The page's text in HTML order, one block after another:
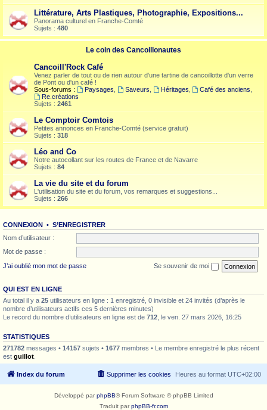
Littérature, Arts Plastiques, Photographie, Expositions...
Panorama culturel en Franche-Comté
Sujets : 480
Le coin des Cancoillonautes
Cancoill'Rock Café
Venez parler de tout ou de rien autour d'une tartine de cancoillotte d'un verre
de Pont ou d'un café !
Sous-forums :
Paysages Saveurs Héritages Café des anciens
Re.créations
Sujets : 2461
Le Comptoir Comtois
Petites annonces en Franche-Comté (service gratuit)
Sujets : 318
Léo and Co
Notre autocollant sur les routes de France et de Navarre
Sujets : 84
La vie du site et du forum
L'utilisation du site et du forum, vos remarques et suggestions...
Sujets : 266
CONNEXION • S’ENREGISTRER
Nom d’utilisateur :
Mot de passe :
J’ai oublié mon mot de passe
Se souvenir de moi
QUI EST EN LIGNE
Au total il y a 25 utilisateurs en ligne : 1 enregistré, 0 invisible et 24 invités (d’après le
nombre d’utilisateurs actifs ces 5 dernières minutes)
Le record du nombre d’utilisateurs en ligne est de 712 , le ven. 27 mars 2026, 16:25
STATISTIQUES
271782 messages • 14157 sujets • 1677 membres • Le membre enregistré le plus récent
est guillot
Index du forum Heures au format UTC+02:00
Supprimer les cookies
Développé parphpBB® Forum Software © phpBB Limited
Traduit parphpBB-fr.com